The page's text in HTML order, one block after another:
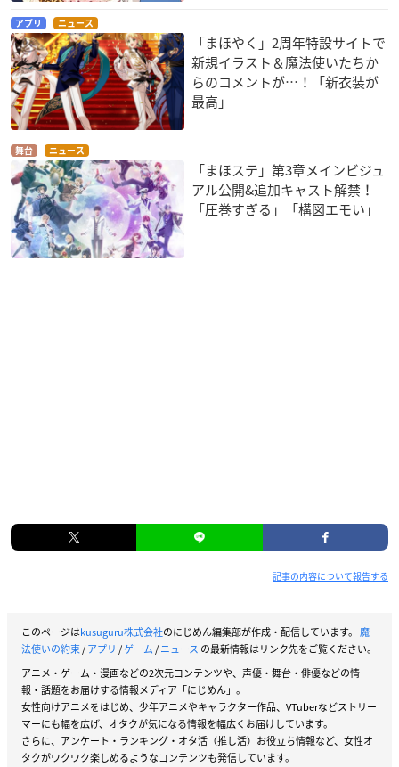
アプリ ニュース
「まほやく」2周年特設サイトで
新規イラスト＆魔法使いたちか
らのコメントが…！「新衣装が
最高」
舞台 ニュース
「まほステ」第3章メインビジュ
アル公開&追加キャスト解禁！
「圧巻すぎる」「構図エモい」
記事の内容について報告する
このページはkusuguru株式会社のにじめん編集部が作成・配信しています。 魔
法使いの約束/アプリ /ゲーム/ニュース の最新情報はリンク先をご覧ください。
アニメ・ゲーム・漫画などの2次元コンテンツや、声優・舞台・俳優などの情
報・話題をお届けする情報メディア「にじめん」。
女性向けアニメをはじめ、少年アニメやキャラクター作品、VTuberなどストリー
マーにも幅を広げ、オタクが気になる情報を幅広くお届けしています。
さらに、アンケート・ランキング・オタ活（推し活）お役立ち情報など、女性オ
タクがワクワク楽しめるようなコンテンツも発信しています。